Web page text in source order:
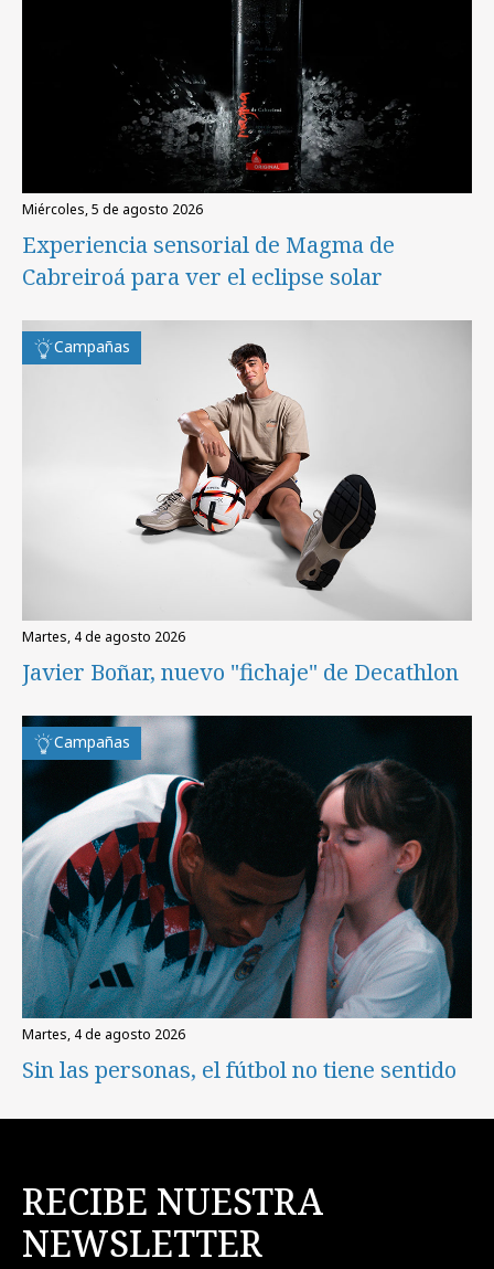
miércoles, 5 de agosto 2026
Experiencia sensorial de Magma de
Cabreiroá para ver el eclipse solar
Campañas
martes, 4 de agosto 2026
Javier Boñar, nuevo "fichaje" de Decathlon
Campañas
martes, 4 de agosto 2026
Sin las personas, el fútbol no tiene sentido
RECIBE NUESTRA
NEWSLETTER